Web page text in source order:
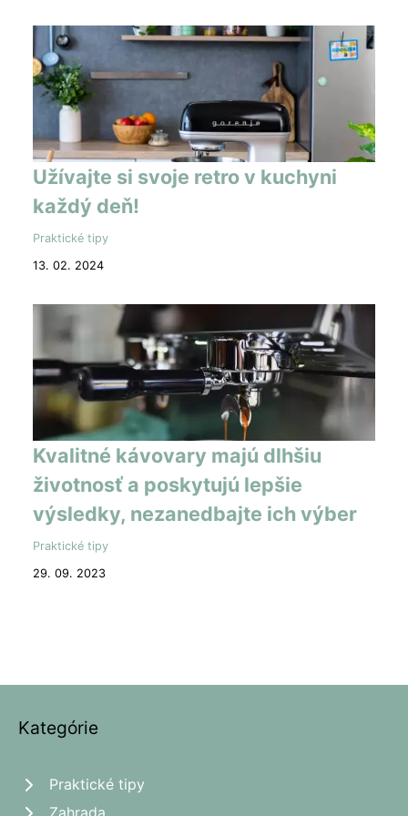
Užívajte si svoje retro v kuchyni
každý deň!
Praktické tipy
13. 02. 2024
Kvalitné kávovary majú dlhšiu
životnosť a poskytujú lepšie
výsledky, nezanedbajte ich výber
Praktické tipy
29. 09. 2023
Kategórie
Praktické tipy